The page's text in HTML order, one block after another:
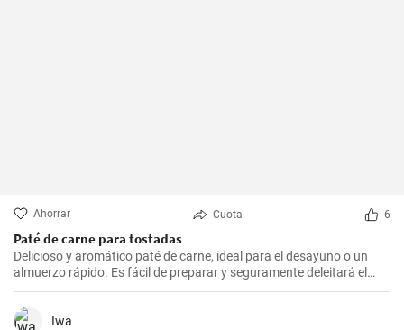
Ahorrar Cuota 6
Paté de carne para tostadas
Delicioso y aromático paté de carne, ideal para el desayuno o un
almuerzo rápido. Es fácil de preparar y seguramente deleitará el
paladar de todos los amantes de la carne.
Iwa